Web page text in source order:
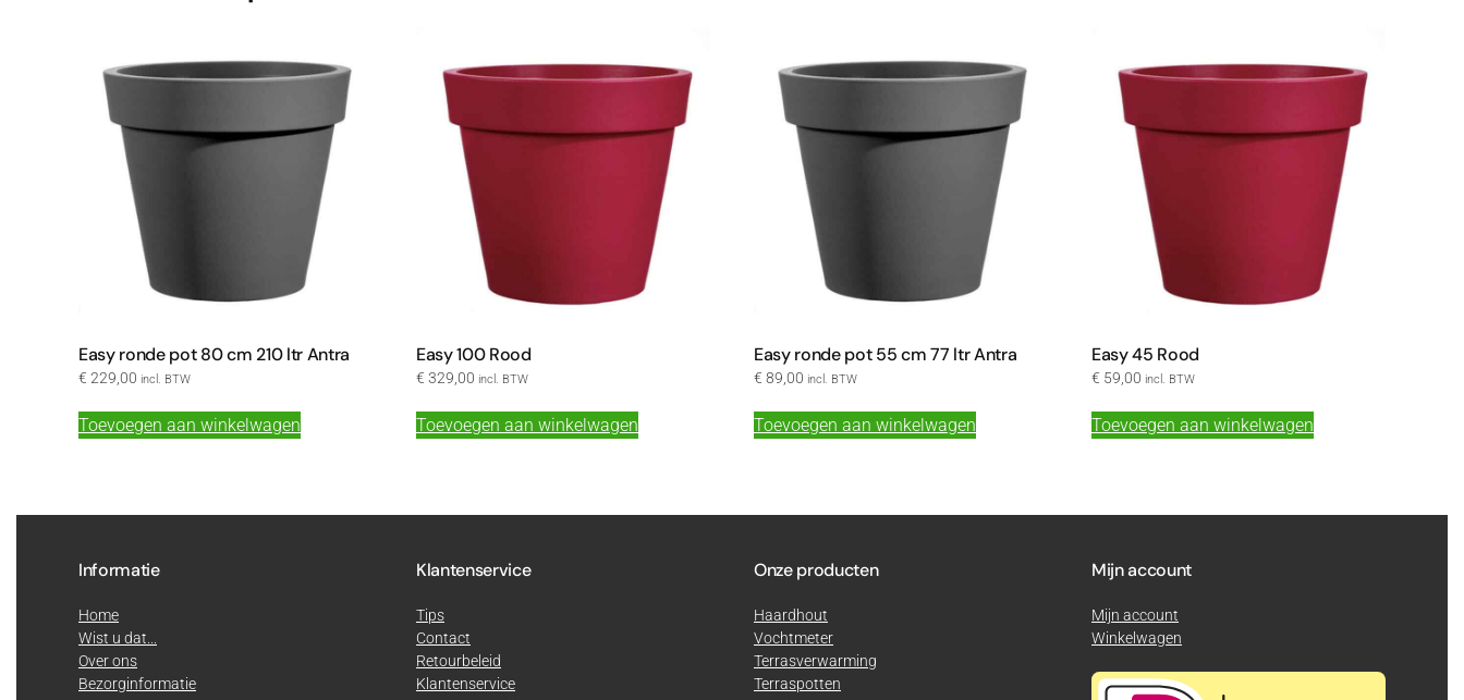
Easy ronde pot 80 cm 210 ltr Antra
€ 229,00 incl. BTW
Toevoegen aan winkelwagen
Easy 100 Rood
€ 329,00 incl. BTW
Toevoegen aan winkelwagen
Easy ronde pot 55 cm 77 ltr Antra
€ 89,00 incl. BTW
Toevoegen aan winkelwagen
Easy 45 Rood
€ 59,00 incl. BTW
Toevoegen aan winkelwagen
Informatie
Home
Wist u dat...
Over ons
Bezorginformatie
Klantenservice
Tips
Contact
Retourbeleid
Klantenservice
Onze producten
Haardhout
Vochtmeter
Terrasverwarming
Terraspotten
Mijn account
Mijn account
Winkelwagen